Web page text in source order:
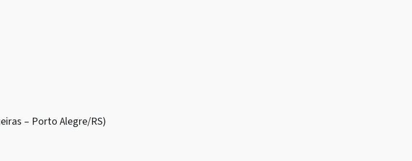
– Porto Alegre/RS)